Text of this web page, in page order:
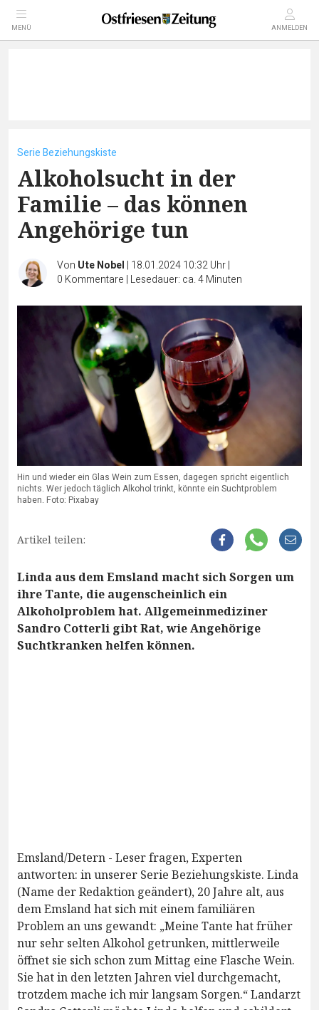
MENÜ ANMELDEN
Serie Beziehungskiste
Alkoholsucht in der
Familie – das können
Angehörige tun
Von Ute Nobel | 18.01.2024 10:32 Uhr|
0 Kommentare | Lesedauer: ca. 4 Minuten
Hin und wieder ein Glas Wein zum Essen, dagegen spricht eigentlich
nichts. Wer jedoch täglich Alkohol trinkt, könnte ein Suchtproblem
haben. Foto: Pixabay
Artikel teilen:
Linda aus dem Emsland macht sich Sorgen um
ihre Tante, die augenscheinlich ein
Alkoholproblem hat. Allgemeinmediziner
Sandro Cotterli gibt Rat, wie Angehörige
Suchtkranken helfen können.
Emsland/Detern - Leser fragen, Experten
antworten: in unserer Serie Beziehungskiste. Linda
(Name der Redaktion geändert), 20 Jahre alt, aus
dem Emsland hat sich mit einem familiären
Problem an uns gewandt: „Meine Tante hat früher
nur sehr selten Alkohol getrunken, mittlerweile
öffnet sie sich schon zum Mittag eine Flasche Wein.
Sie hat in den letzten Jahren viel durchgemacht,
trotzdem mache ich mir langsam Sorgen.“ Landarzt